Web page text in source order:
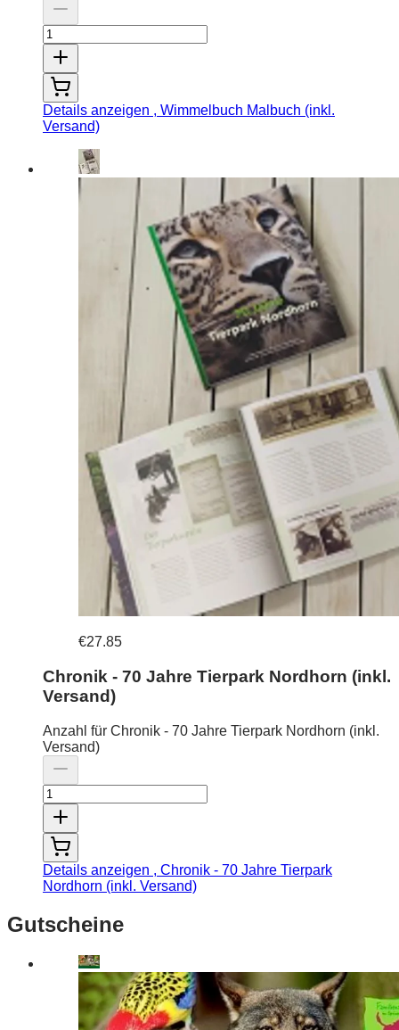
Details anzeigen , Wimmelbuch Malbuch (inkl.
Versand)
€27.85
Chronik - 70 Jahre Tierpark Nordhorn (inkl.
Versand)
Anzahl für Chronik - 70 Jahre Tierpark Nordhorn (inkl.
Versand)
Details anzeigen , Chronik - 70 Jahre Tierpark
Nordhorn (inkl. Versand)
Gutscheine